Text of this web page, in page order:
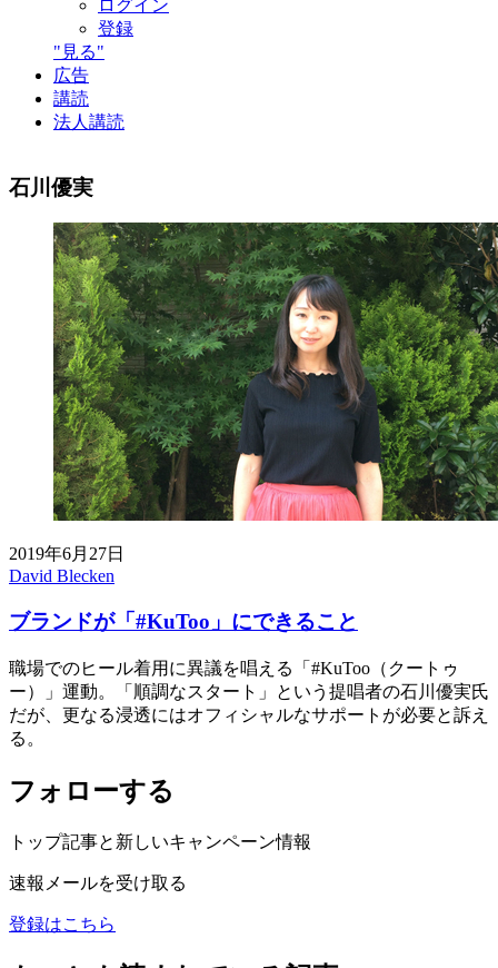
ログイン
登録
"見る"
広告
講読
法人講読
石川優実
2019年6月27日
David Blecken
ブランドが「#KuToo」にできること
職場でのヒール着用に異議を唱える「#KuToo（クートゥ
ー）」運動。「順調なスタート」という提唱者の石川優実氏
だが、更なる浸透にはオフィシャルなサポートが必要と訴え
る。
フォローする
トップ記事と新しいキャンペーン情報
速報メールを受け取る
登録はこちら